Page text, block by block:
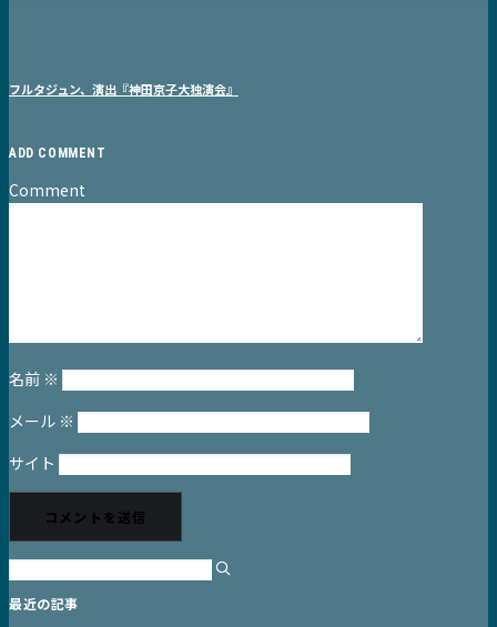
フルタジュン、演出『神田京子大独演会』
ADD COMMENT
Comment
名前 ※
メール ※
サイト
最近の記事